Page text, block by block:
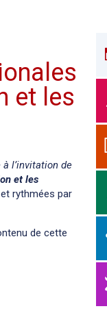
et les
l’invitation de
et les
rythmées par
de cette